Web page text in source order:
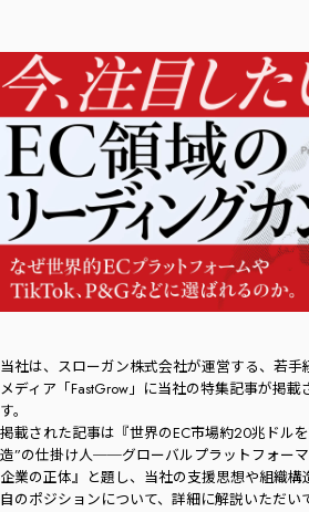
当社は、スローガン株式会社が運営する、若
メディア「FastGrow」に当社の特集記事が掲
す。
掲載された記事は『世界のEC市場約20兆ドル
造”の仕掛け人──グローバルプラットフォーマ
企業の正体』と題し、当社の支援思想や組織
自のポジションについて、詳細に解説いただい